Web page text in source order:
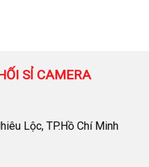
SỈ CAMERA
Lộc, TP.Hồ Chí Minh